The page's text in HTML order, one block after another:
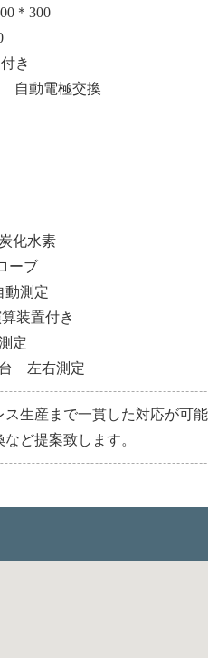
＊300
き
動電極交換
化水素
ーブ
動測定
装置付き
定
左右測定
生産まで一貫した対応が可
ど提案致します。